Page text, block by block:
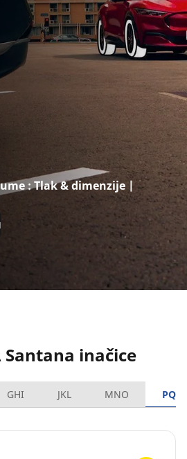
: Tlak & dimenzije |
Santana inačice
GHI JKL MNO PQRS